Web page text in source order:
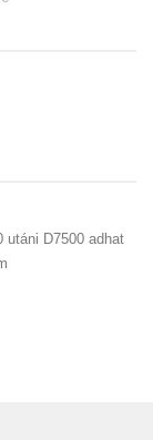
utáni D7500 adhat